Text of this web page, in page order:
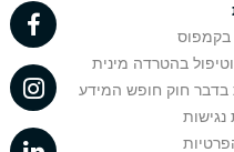
בקמפוס
בהטרדה מינית
בדבר חוק חופש המידע